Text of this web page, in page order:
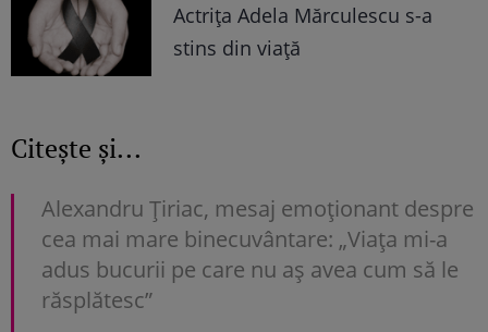
Actrița Adela Mărculescu s-a
stins din viață
Citește și...
Alexandru Țiriac, mesaj emoționant despre
cea mai mare binecuvântare: „Viața mi-a
adus bucurii pe care nu aș avea cum să le
răsplătesc”